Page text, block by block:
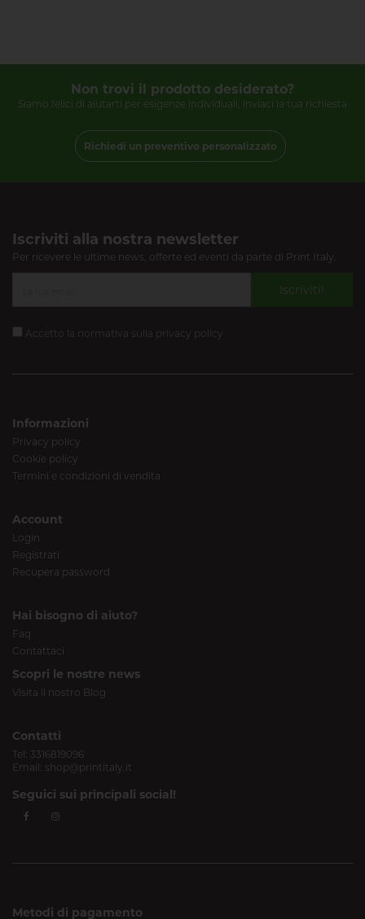
Non trovi il prodotto desiderato?
Siamo felici di aiutarti per esigenze individuali, inviaci la tua richiesta
Richiedi un preventivo personalizzato
Iscriviti alla nostra newsletter
Per ricevere le ultime news, offerte ed eventi da parte di Print Italy.
Iscriviti!
Accetto la normativa sulla privacy policy
Informazioni
Privacy policy
Cookie policy
Termini e condizioni di vendita
Account
Login
Registrati
Recupera password
Hai bisogno di aiuto?
Faq
Contattaci
Scopri le nostre news
Visita il nostro Blog
Contatti
Tel: 3316819096
Email: shop@printitaly.it
Seguici sui principali social!
Metodi di pagamento